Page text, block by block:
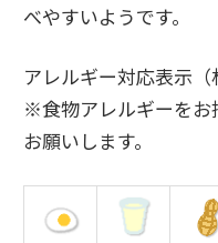
べやすいようです。
アレルギー対応表示（
※食物アレルギーをお
お願いします。